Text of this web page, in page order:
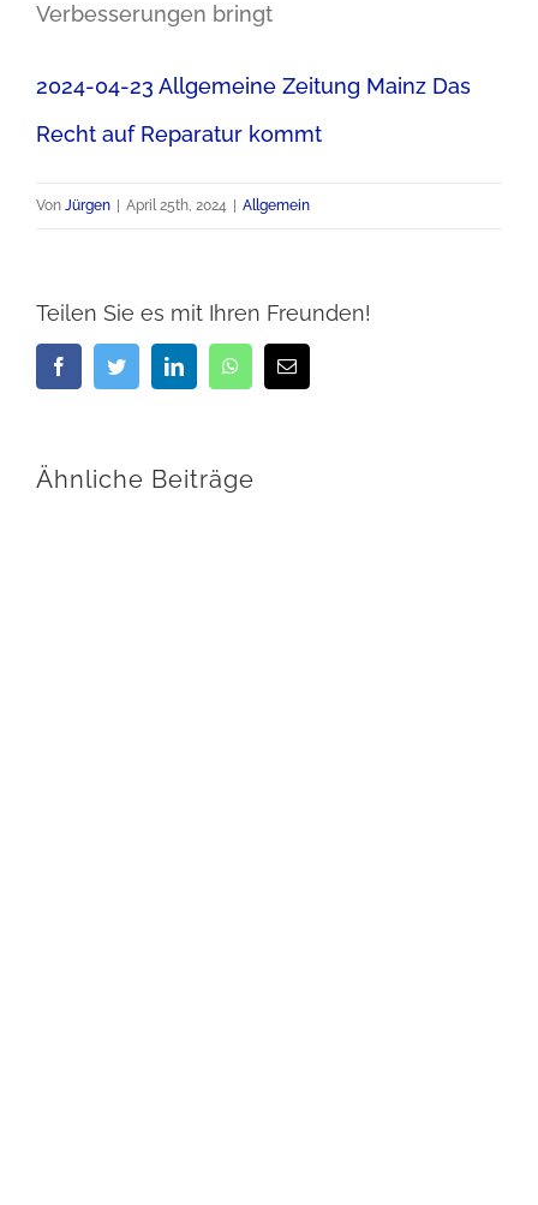
Verbesserungen bringt
2024-04-23 Allgemeine Zeitung Mainz Das
Recht auf Reparatur kommt
Von Jürgen April 25th, 2024 Allgemein
Teilen Sie es mit Ihren Freunden!
FacebookTwitterLinkedIn WhatsApp
E-
Mail
Ähnliche Beiträge